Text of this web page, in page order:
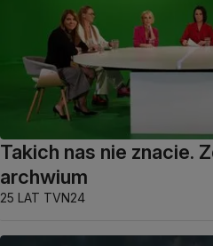
Takich nas nie znacie.
archwium
25 LAT TVN24